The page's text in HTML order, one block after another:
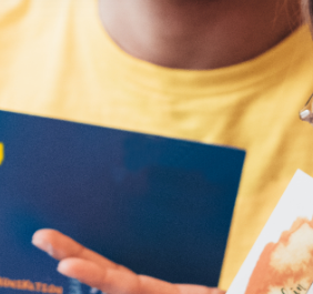
sich nicht auf notwendige Cookies,
gewünschten Website-Funktionen
daher unabhängig von einer